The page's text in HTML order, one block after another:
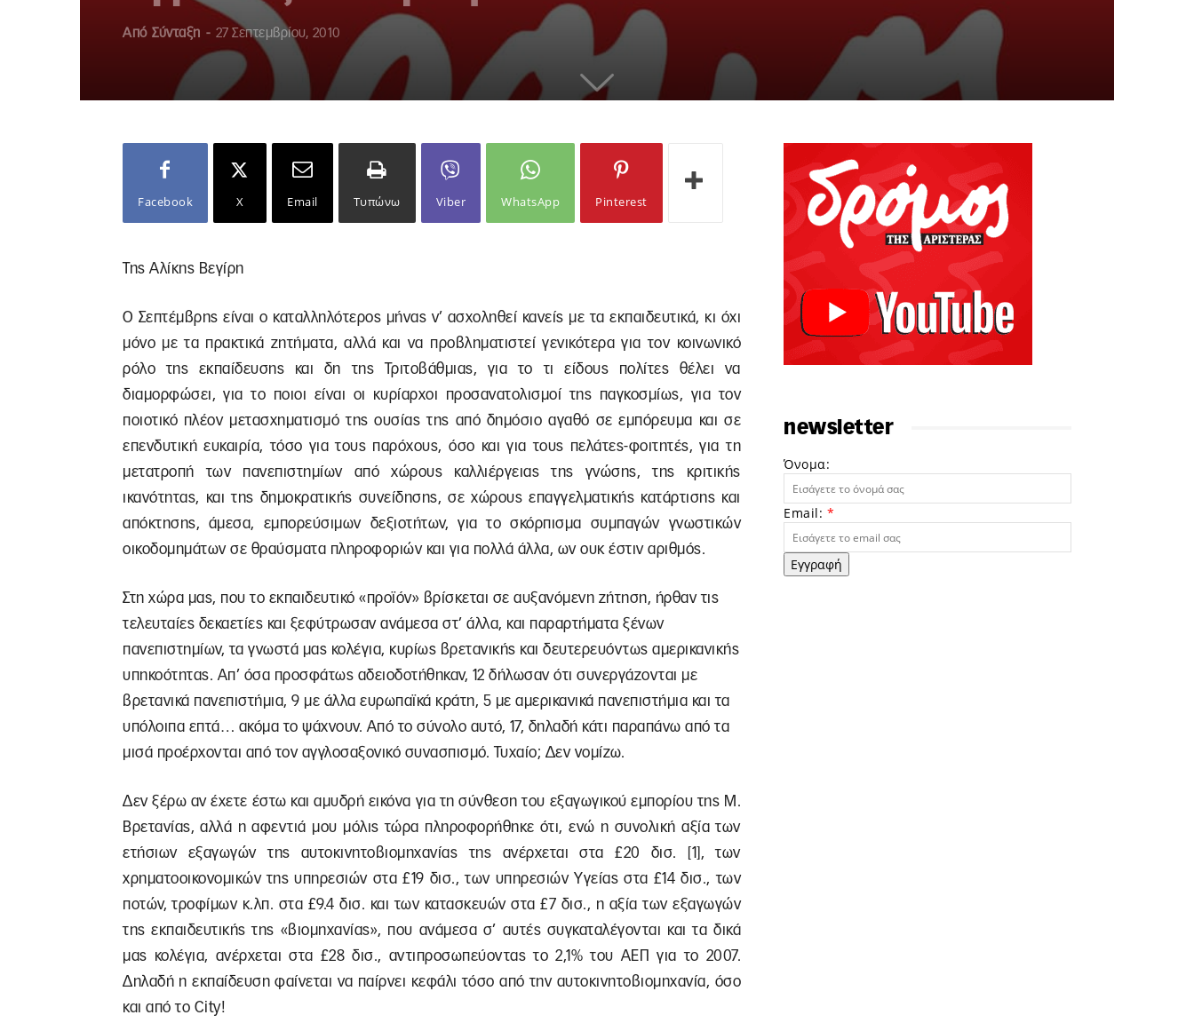
Από Σύνταξη - 27 Σεπτεμβρίου, 2010
Facebook X Email Τυπώνω Viber WhatsApp Pinterest
Της Αλίκης Βεγίρη
Ο Σεπτέμβρης είναι ο καταλληλότερος μήνας ν’ ασχοληθεί κανείς με τα εκπαιδευτικά, κι όχι
μόνο με τα πρακτικά ζητήματα, αλλά και να προβληματιστεί γενικότερα για τον κοινωνικό
ρόλο της εκπαίδευσης και δη της Τριτοβάθμιας, για το τι είδους πολίτες θέλει να
διαμορφώσει, για το ποιοι είναι οι κυρίαρχοι προσανατολισμοί της παγκοσμίως, για τον
ποιοτικό πλέον μετασχηματισμό της ουσίας της από δημόσιο αγαθό σε εμπόρευμα και σε
επενδυτική ευκαιρία, τόσο για τους παρόχους, όσο και για τους πελάτες-φοιτητές, για τη
μετατροπή των πανεπιστημίων από χώρους καλλιέργειας της γνώσης, της κριτικής
ικανότητας, και της δημοκρατικής συνείδησης, σε χώρους επαγγελματικής κατάρτισης και
απόκτησης, άμεσα, εμπορεύσιμων δεξιοτήτων, για το σκόρπισμα συμπαγών γνωστικών
οικοδομημάτων σε θραύσματα πληροφοριών και για πολλά άλλα, ων ουκ έστιν αριθμός.
Στη χώρα μας, που το εκπαιδευτικό «προϊόν» βρίσκεται σε αυξανόμενη ζήτηση, ήρθαν τις
τελευταίες δεκαετίες και ξεφύτρωσαν ανάμεσα στ’ άλλα, και παραρτήματα ξένων
πανεπιστημίων, τα γνωστά μας κολέγια, κυρίως βρετανικής και δευτερευόντως αμερικανικής
υπηκοότητας. Απ’ όσα προσφάτως αδειοδοτήθηκαν, 12 δήλωσαν ότι συνεργάζονται με
βρετανικά πανεπιστήμια, 9 με άλλα ευρωπαϊκά κράτη, 5 με αμερικανικά πανεπιστήμια και τα
υπόλοιπα επτά… ακόμα το ψάχνουν. Από το σύνολο αυτό, 17, δηλαδή κάτι παραπάνω από τα
μισά προέρχονται από τον αγγλοσαξονικό συνασπισμό. Τυχαίο; Δεν νομίζω.
Δεν ξέρω αν έχετε έστω και αμυδρή εικόνα για τη σύνθεση του εξαγωγικού εμπορίου της Μ.
Βρετανίας, αλλά η αφεντιά μου μόλις τώρα πληροφορήθηκε ότι, ενώ η συνολική αξία των
ετήσιων εξαγωγών της αυτοκινητοβιομηχανίας της ανέρχεται στα £20 δισ. [1], των
χρηματοοικονομικών της υπηρεσιών στα £19 δισ., των υπηρεσιών Υγείας στα £14 δισ., των
ποτών, τροφίμων κ.λπ. στα £9.4 δισ. και των κατασκευών στα £7 δισ., η αξία των εξαγωγών
της εκπαιδευτικής της «βιομηχανίας», που ανάμεσα σ’ αυτές συγκαταλέγονται και τα δικά
μας κολέγια, ανέρχεται στα £28 δισ., αντιπροσωπεύοντας το 2,1% του ΑΕΠ για το 2007.
Δηλαδή η εκπαίδευση φαίνεται να παίρνει κεφάλι τόσο από την αυτοκινητοβιομηχανία, όσο
και από το City!
newsletter
Όνομα:
Email: *
Εγγραφή